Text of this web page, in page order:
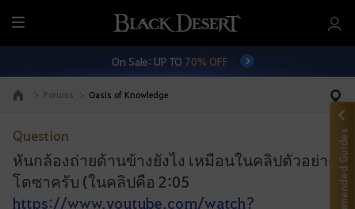
M
e
On Sale: UP TO 70% OFF
Go to the main page Forums Oasis of Knowledge
Question
หันกล้องถ่ายด้านข้างยังไง เหมือนในคลิปตัวอย่าง
โดซาครับ (ในคลิปคือ 2:05
https://www.youtube.com/watch?
Recommended Guides